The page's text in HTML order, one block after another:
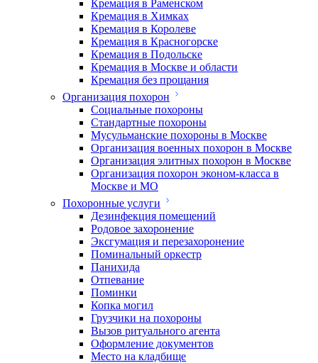
Кремация в Раменском
Кремация в Химках
Кремация в Королеве
Кремация в Красногорске
Кремация в Подольске
Кремация в Москве и области
Кремация без прощания
Организация похорон
Социальные похороны
Стандартные похороны
Мусульманские похороны в Москве
Организация военных похорон в Москве
Организация элитных похорон в Москве
Организация похорон эконом-класса в
Москве и МО
Похоронные услуги
Дезинфекция помещений
Родовое захоронение
Эксгумация и перезахоронение
Поминальный оркестр
Панихида
Отпевание
Поминки
Копка могил
Грузчики на похороны
Вызов ритуального агента
Оформление документов
Место на кладбище